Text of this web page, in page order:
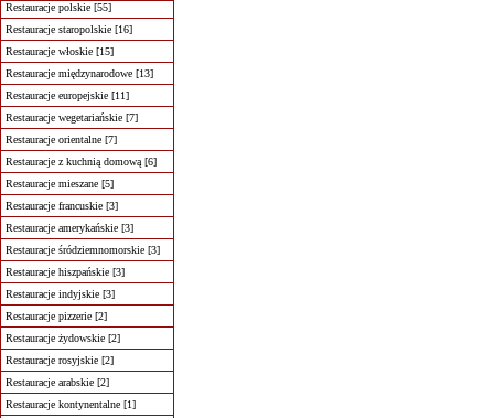
Restauracje polskie [55]
Restauracje staropolskie [16]
Restauracje włoskie [15]
Restauracje międzynarodowe [13]
Restauracje europejskie [11]
Restauracje wegetariańskie [7]
Restauracje orientalne [7]
Restauracje z kuchnią domową [6]
Restauracje mieszane [5]
Restauracje francuskie [3]
Restauracje amerykańskie [3]
Restauracje śródziemnomorskie [3]
Restauracje hiszpańskie [3]
Restauracje indyjskie [3]
Restauracje pizzerie [2]
Restauracje żydowskie [2]
Restauracje rosyjskie [2]
Restauracje arabskie [2]
Restauracje kontynentalne [1]